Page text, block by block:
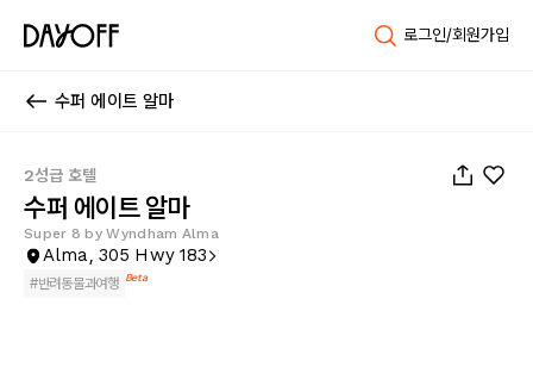
로그인/회원가입
수퍼 에이트 알마
2성급 호텔
수퍼 에이트 알마
Super 8 by Wyndham Alma
Alma, 305 Hwy 183
#반려동물과여행 Beta